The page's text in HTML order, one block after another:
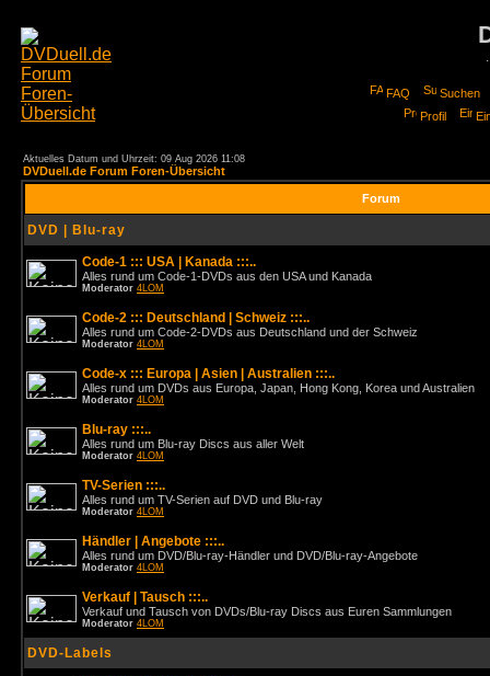
FAQ
Suchen
Profil
Aktuelles Datum und Uhrzeit: 09 Aug 2026 11:08
DVDuell.de Forum Foren-Übersicht
Forum
DVD | Blu-ray
Code-1 ::: USA | Kanada :::..
Alles rund um Code-1-DVDs aus den USA und Kanada
Moderator 4LOM
Code-2 ::: Deutschland | Schweiz :::..
Alles rund um Code-2-DVDs aus Deutschland und der Schweiz
Moderator 4LOM
Code-x ::: Europa | Asien | Australien :::..
Alles rund um DVDs aus Europa, Japan, Hong Kong, Korea und Australien
Moderator 4LOM
Blu-ray :::..
Alles rund um Blu-ray Discs aus aller Welt
Moderator 4LOM
TV-Serien :::..
Alles rund um TV-Serien auf DVD und Blu-ray
Moderator 4LOM
Händler | Angebote :::..
Alles rund um DVD/Blu-ray-Händler und DVD/Blu-ray-Angebote
Moderator 4LOM
Verkauf | Tausch :::..
Verkauf und Tausch von DVDs/Blu-ray Discs aus Euren Sammlungen
Moderator 4LOM
DVD-Labels